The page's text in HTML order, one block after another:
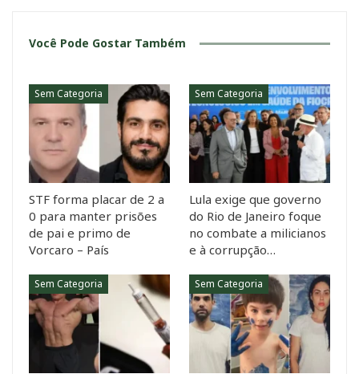
Você Pode Gostar Também
Sem Categoria
STF forma placar de 2 a
0 para manter prisões
de pai e primo de
Vorcaro – País
Sem Categoria
Lula exige que governo
do Rio de Janeiro foque
no combate a milicianos
e à corrupção…
Sem Categoria Sem Categoria